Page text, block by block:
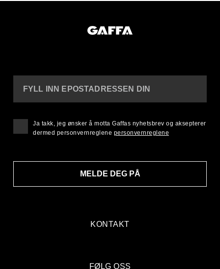
KONTAKT
FYLL INN EPOSTADRESSEN DIN
MELDE DEG PÅ
Ja takk, jeg ønsker å motta Gaffas nyhetsbrev og aksepterer
dermed personvernreglene personvernreglene
FØLG OSS